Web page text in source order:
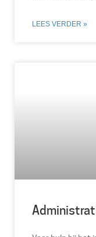
LEES VERDER »